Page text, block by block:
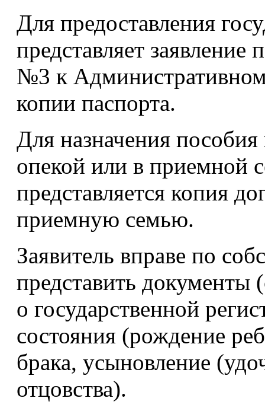
Для предоставления
представляет
№3 к
копии паспорта.
Для назначения
опекой или в приемной
представляется копия
приемную семью.
Заявитель вправе по
представить документы
о государственной
состояния (рождение
брака, усыновление
отцовства).